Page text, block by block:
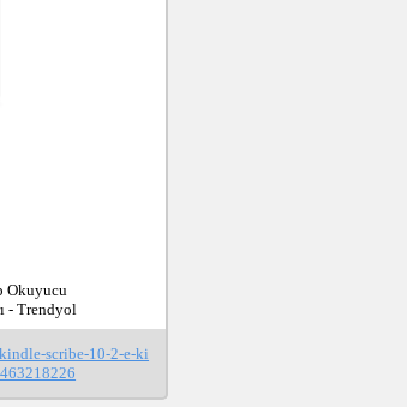
Okuyucu
- Trendyol
scribe-10-2-e-ki